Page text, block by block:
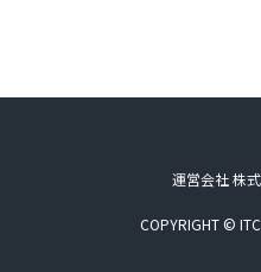
運営会社 株
COPYRIGHT ©